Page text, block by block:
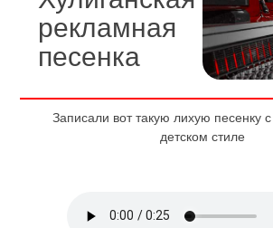
рекламная
песенка
Записали вот такую лихую песенку
детском стиле